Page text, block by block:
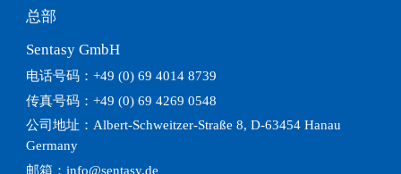
总部
Sentasy GmbH
电话号码：+49 (0) 69 4014 8739
传真号码：+49 (0) 69 4269 0548
公司地址：Albert-Schweitzer-Straße 8, D-63454 Hanau
Germany
邮箱：info@sentasy.de